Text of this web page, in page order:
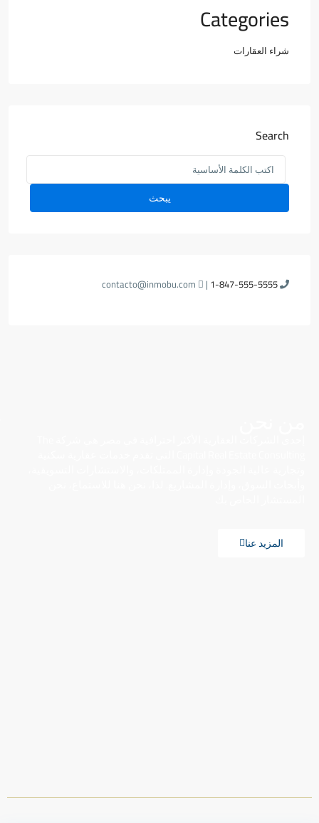
Categories
شراء العقارات
Search
يبحث
1-847-555-5555
|
المزيد عنا